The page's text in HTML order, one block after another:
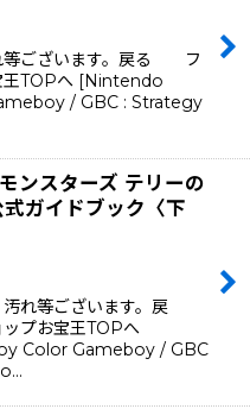
等ございます。戻る フ
王TOPへ [Nintendo
/ GBC : Strategy
ンスターズ テリーの
ガイドブック〈下
れ等ございます。戻
プお宝王TOPへ
Color Gameboy / GBC